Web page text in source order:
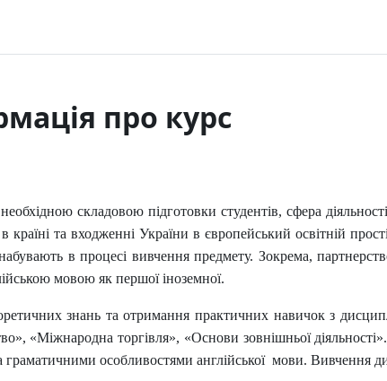
про курс
складовою підготовки студентів, сфера
країні та входженні України в європейський освітній
в процесі вивчення предмету. Зокрема,
мовою як першої іноземної.
знань та отримання практичних навичок з
«Міжнародна торгівля», «Основи зовнішньої діяльності».
особливостями англійської мови. Вивчення